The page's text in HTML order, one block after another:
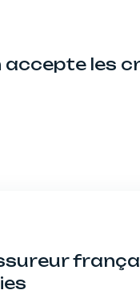
accepte les